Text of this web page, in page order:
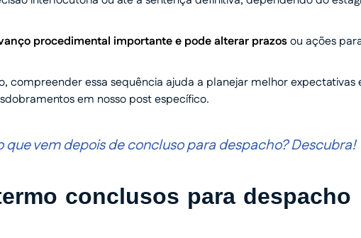
procedimental importante e pode alterar prazosou ações
compreender essa sequência ajuda a planejar melhor expectativas
em nosso post específico.
que vem depois de concluso para despacho? Descubra!
conclusos para despacho